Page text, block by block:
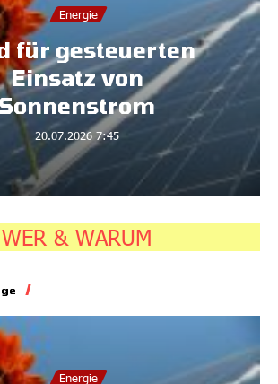
Energie
für gesteuerten
Einsatz von
20.07.2026 7:45
WER & WARUM
Energie